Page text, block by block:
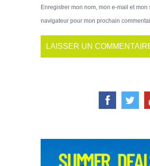
Enregistrer mon nom, mon e-mail et mon
navigateur pour mon prochain